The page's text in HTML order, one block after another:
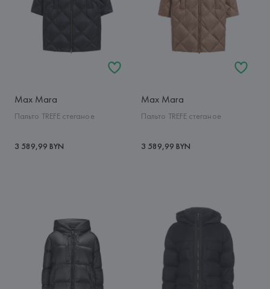
Max Mara
Пальто TREFE стеганое
3 589,99 BYN
Max Mara
Пальто TREFE стеганое
3 589,99 BYN